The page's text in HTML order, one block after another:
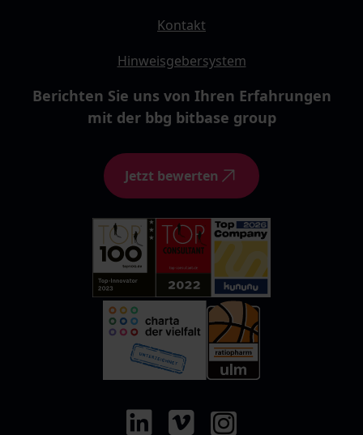
Kontakt
Hinweisgebersystem
Berichten Sie uns von Ihren Erfahrungen
mit der bbg bitbase group
Jetzt bewerten